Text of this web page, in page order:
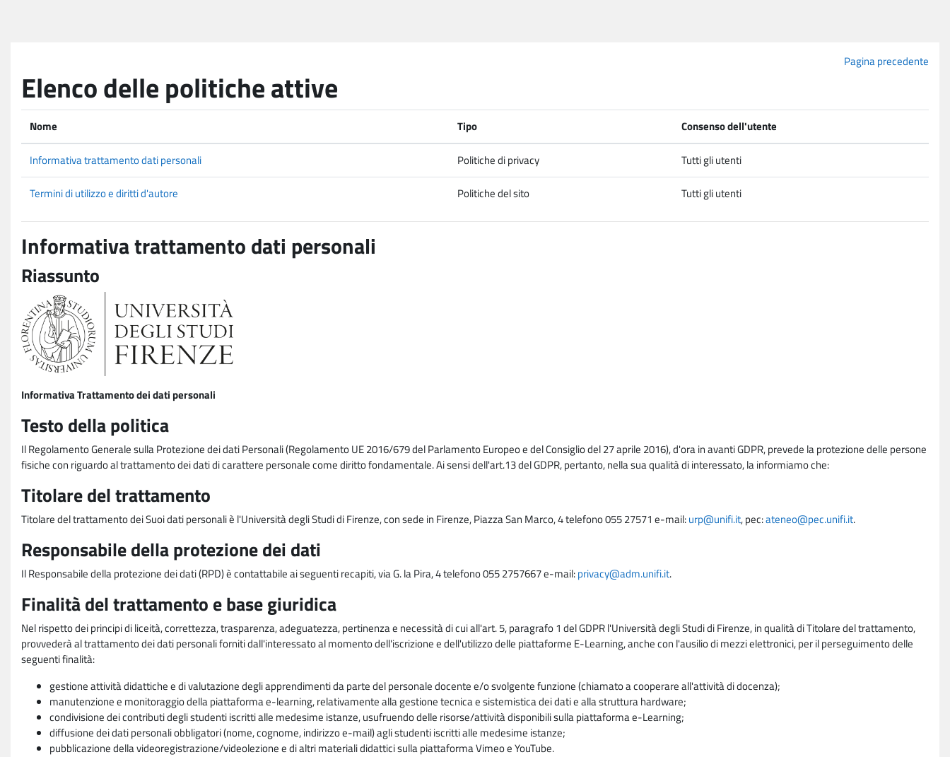
Pagina precedente
Elenco delle politiche attive
Nome Tipo Consenso dell'utente
Informativa trattamento dati personali Politiche di privacy Tutti gli utenti
Termini di utilizzo e diritti d'autore Politiche del sito Tutti gli utenti
Informativa trattamento dati personali
Riassunto
Informativa Trattamento dei dati personali
Testo della politica
Il Regolamento Generale sulla Protezione dei dati Personali (Regolamento UE 2016/679 del Parlamento Europeo e del Consiglio del 27 aprile 2016), d'ora in avanti GDPR, prevede la protezione delle persone
fisiche con riguardo al trattamento dei dati di carattere personale come diritto fondamentale. Ai sensi dell'art.13 del GDPR, pertanto, nella sua qualità di interessato, la informiamo che:
Titolare del trattamento
Titolare del trattamento dei Suoi dati personali è l'Università degli Studi di Firenze, con sede in Firenze, Piazza San Marco, 4 telefono 055 27571 e-mail:urp@unifi.it, pec:ateneo@pec.unifi.it.
Responsabile della protezione dei dati
Il Responsabile della protezione dei dati (RPD) è contattabile ai seguenti recapiti, via G. la Pira, 4 telefono 055 2757667 e-mail:privacy@adm.unifi.it.
Finalità del trattamento e base giuridica
Nel rispetto dei principi di liceità, correttezza, trasparenza, adeguatezza, pertinenza e necessità di cui all'art. 5, paragrafo 1 del GDPR l'Università degli Studi di Firenze, in qualità di Titolare del trattamento,
provvederà al trattamento dei dati personali forniti dall'interessato al momento dell'iscrizione e dell'utilizzo delle piattaforme E-Learning, anche con l'ausilio di mezzi elettronici, per il perseguimento delle
seguenti finalità:
gestione attività didattiche e di valutazione degli apprendimenti da parte del personale docente e/o svolgente funzione (chiamato a cooperare all'attività di docenza);
manutenzione e monitoraggio della piattaforma e-learning, relativamente alla gestione tecnica e sistemistica dei dati e alla struttura hardware;
condivisione dei contributi degli studenti iscritti alle medesime istanze, usufruendo delle risorse/attività disponibili sulla piattaforma e-Learning;
diffusione dei dati personali obbligatori (nome, cognome, indirizzo e-mail) agli studenti iscritti alle medesime istanze;
pubblicazione della videoregistrazione/videolezione e di altri materiali didattici sulla piattaforma Vimeo e YouTube.